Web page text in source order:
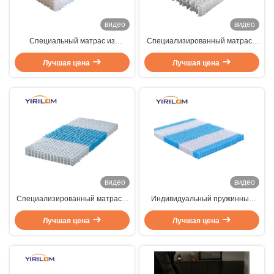
видео
Специальный матрас из
высокоуглеродистой стали
карманная пружина матрас
пружина
Лучшая цена
видео
Специализированный матрас с
карманной пружиной
Лучшая цена
видео
Специализированный матрас с
карманным пружином с
нетканой тканью для спокойного
сна
Лучшая цена
видео
Индивидуальный пружинный
блок для матраса из
высокоуглеродистой стали 2,3
мм с карманными пружинами в
Лучшая цена